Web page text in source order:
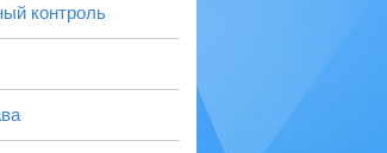
контроль